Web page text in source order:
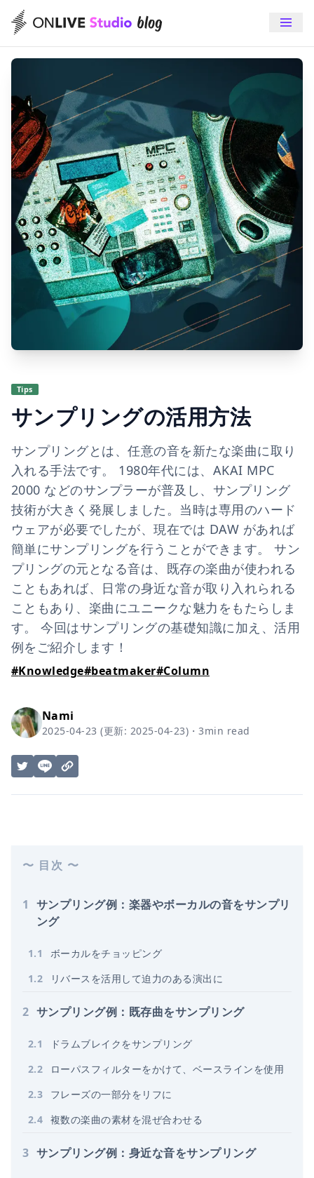
Tips
サンプリングの活用方法
サンプリングとは、任意の音を新たな楽曲に取り
入れる手法です。 1980年代には、AKAI MPC
2000 などのサンプラーが普及し、サンプリング
技術が大きく発展しました。当時は専用のハード
ウェアが必要でしたが、現在では DAW があれば
簡単にサンプリングを行うことができます。 サン
プリングの元となる音は、既存の楽曲が使われる
こともあれば、日常の身近な音が取り入れられる
こともあり、楽曲にユニークな魅力をもたらしま
す。 今回はサンプリングの基礎知識に加え、活用
例をご紹介します！
#Knowledge#beatmaker#Column
Nami
2025-04-23 (更新: 2025-04-23) ・3min read
〜 目次 〜
1 サンプリング例：楽器やボーカルの音をサンプリ
ング
1.1
ボーカルをチョッピング
1.2 リバースを活用して迫力のある演出に
2 サンプリング例：既存曲をサンプリング
2.1
ドラムブレイクをサンプリング
2.2
ローパスフィルターをかけて、ベースラインを使用
2.3
フレーズの一部分をリフに
2.4 複数の楽曲の素材を混ぜ合わせる
3 サンプリング例：身近な音をサンプリング